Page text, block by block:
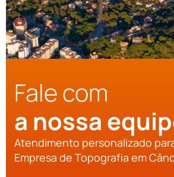
Fale com
a nossa
Atendimento personalizado
Empresa de Topografia em